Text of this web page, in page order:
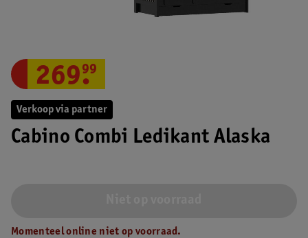
Verkoop via partner
Cabino Combi Ledikant Alaska
269.
99
Momenteel online niet op voorraad.